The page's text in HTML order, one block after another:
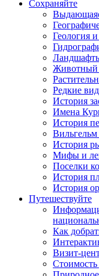
Сохраняйте
Геология
Животный
Редкие
История
Имена
История
История
Мифы и
Поселки
История
История
Путешествуйте
Как
Визит-
Стоимость